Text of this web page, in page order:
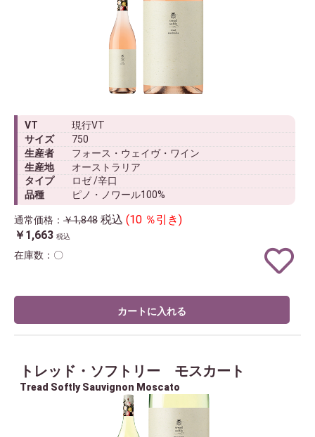
VT
現行VT
サイズ
750
生産者
フォース・ウェイヴ・ワイン
生産地
オーストラリア
タイプ
ロゼ /辛口
品種
ピノ・ノワール100%
通常価格： ￥1,848 税込 (10 ％引き)
￥1,663 税込
在庫数：〇
カートに入れる
トレッド・ソフトリー モスカート
Tread Softly Sauvignon Moscato